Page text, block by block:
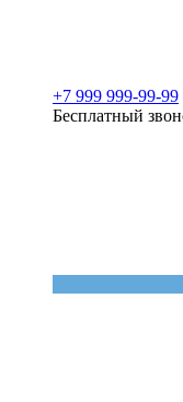
+7 999 999-99-99
Бесплатный